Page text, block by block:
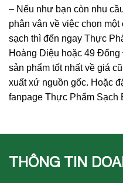
– Nếu như bạn còn nhu
phân vân về việc chọn
sạch thì đến ngay Thực
Hoàng Diệu hoặc 49
sản phẩm tốt nhất về giá
xuất xứ nguồn gốc. Hoặc
fanpage Thực Phẩm Sạch
THÔNG TIN